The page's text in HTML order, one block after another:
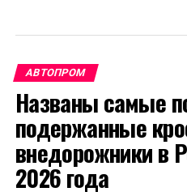
АВТОПРОМ
Названы самые
подержанные
внедорожники в
2026 года